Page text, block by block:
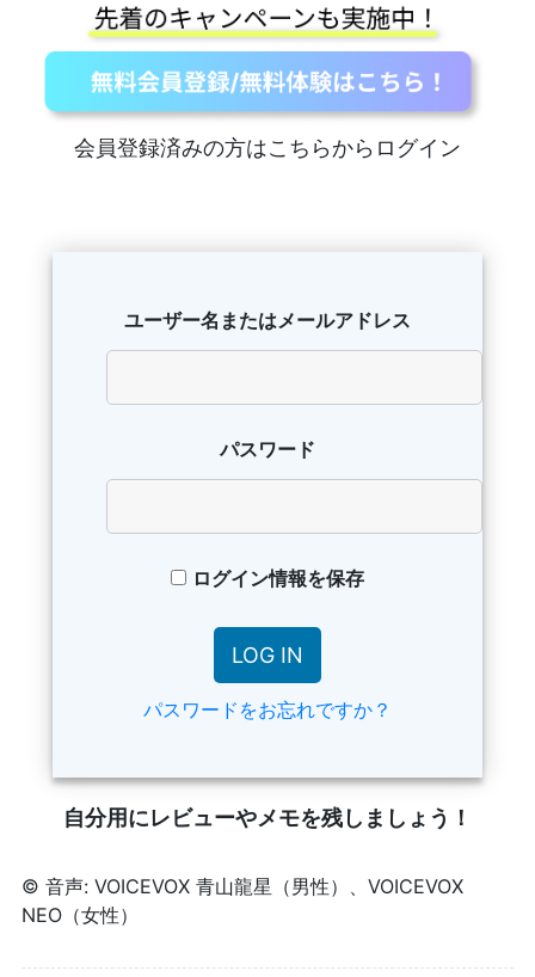
会員登録済みの方はこちらからログイン
ユーザー名またはメールアドレス
パスワード
ログイン情報を保存
パスワードをお忘れですか？
自分用にレビューやメモを残しましょう！
© 音声: VOICEVOX 青山龍星（男性）、VOICEVOX
NEO（女性）